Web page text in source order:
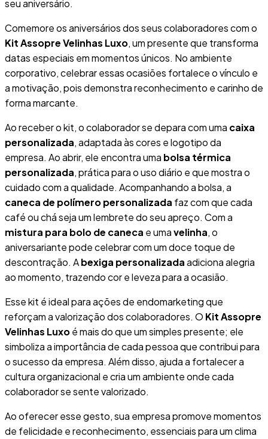
seu aniversário.
Comemore os aniversários dos seus colaboradores com o
Kit Assopre Velinhas Luxo, um presente que transforma
datas especiais em momentos únicos. No ambiente
corporativo, celebrar essas ocasiões fortalece o vínculo e
a motivação, pois demonstra reconhecimento e carinho de
forma marcante.
Ao receber o kit, o colaborador se depara com uma caixa
personalizada, adaptada às cores e logotipo da
empresa. Ao abrir, ele encontra uma bolsa térmica
personalizada, prática para o uso diário e que mostra o
cuidado com a qualidade. Acompanhando a bolsa, a
caneca de polímero personalizada faz com que cada
café ou chá seja um lembrete do seu apreço. Com a
mistura para bolo de caneca e umavelinha, o
aniversariante pode celebrar com um doce toque de
descontração. Abexiga personalizadaadiciona alegria
ao momento, trazendo cor e leveza para a ocasião.
Esse kit é ideal para ações de endomarketing que
reforçam a valorização dos colaboradores. O Kit Assopre
Velinhas Luxoé mais do que um simples presente; ele
simboliza a importância de cada pessoa que contribui para
o sucesso da empresa. Além disso, ajuda a fortalecer a
cultura organizacional e cria um ambiente onde cada
colaborador se sente valorizado.
Ao oferecer esse gesto, sua empresa promove momentos
de felicidade e reconhecimento, essenciais para um clima